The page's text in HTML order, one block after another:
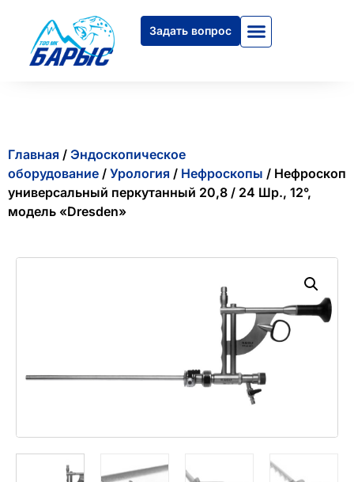
Задать вопрос
Главная / Эндоскопическое
оборудование / Урология / Нефроскопы / Нефроскоп
универсальный перкутанный 20,8 / 24 Шр., 12°,
модель «Dresden»